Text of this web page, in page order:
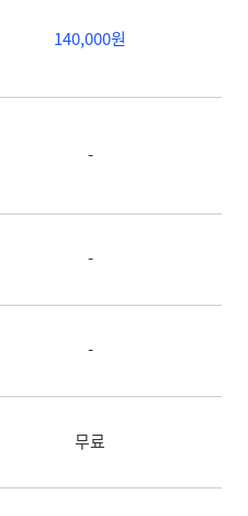
140,000원
-
-
-
무료